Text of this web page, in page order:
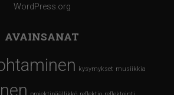
WordPress.org
AVAINSANAT
kysymykset musiikkia